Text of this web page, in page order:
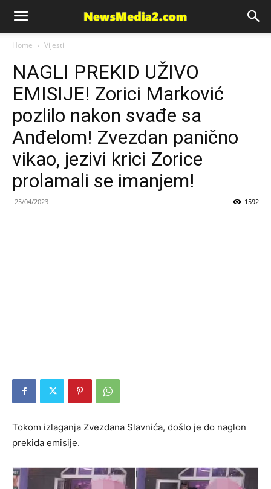
News
Media
Home Vijesti
NAGLI PREKID UŽIVO
EMISIJE! Zorici Marković
pozlilo nakon svađe sa
Anđelom! Zvezdan panično
vikao, jezivi krici Zorice
prolamali se imanjem!
25/04/2023 1592
Tokom izlaganja Zvezdana Slavnića, došlo je do naglon
prekida emisije.